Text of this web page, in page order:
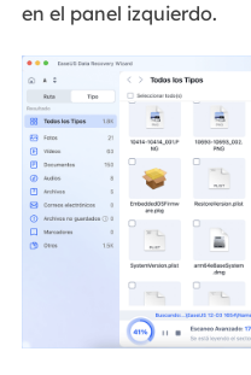
en el panel izquierdo.